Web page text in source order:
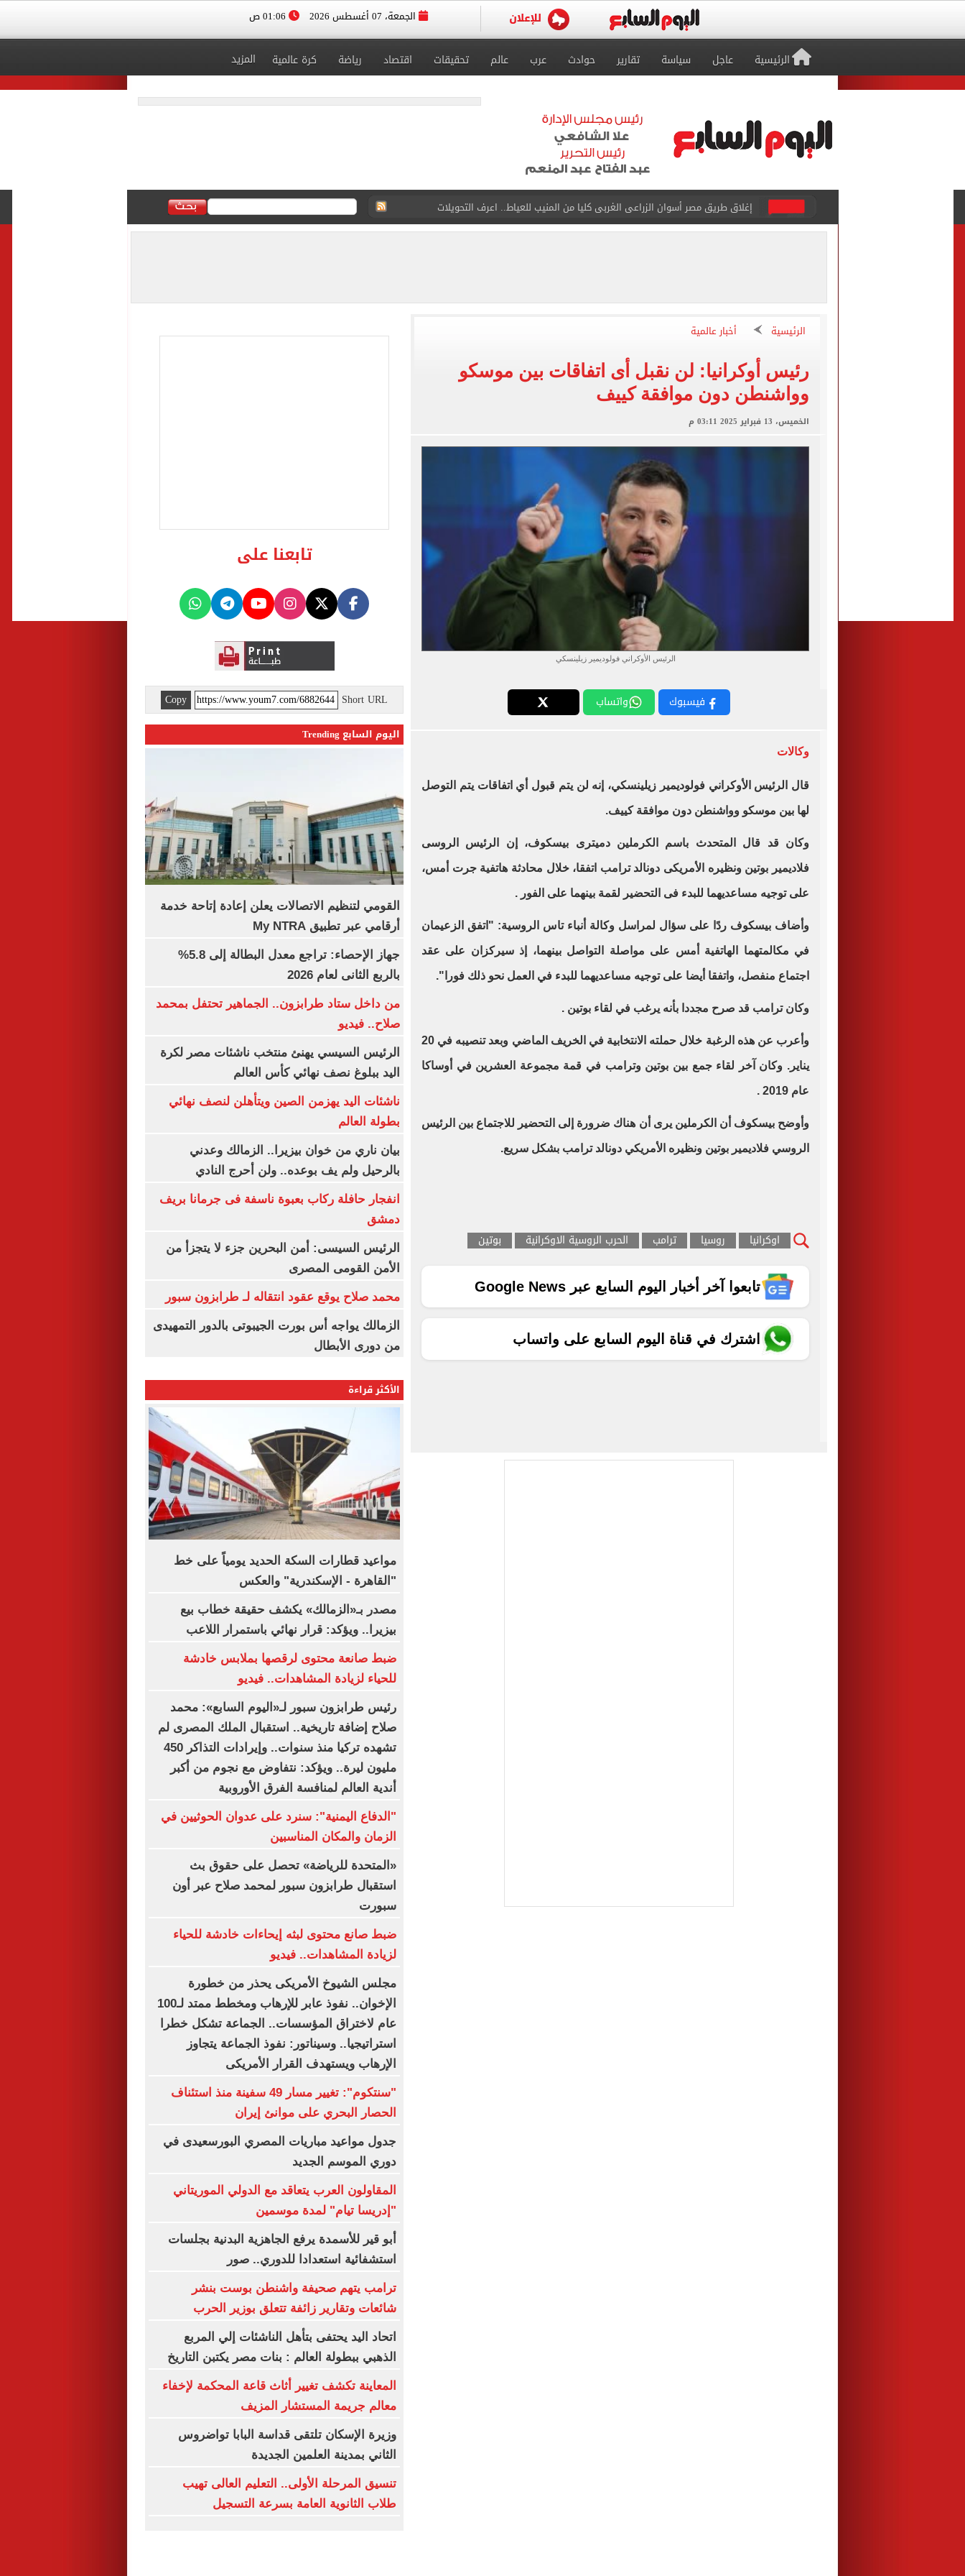
الجمعة، 07 أغسطس 2026
الرئيسية عاجل سياسة تقارير حوادث عرب عالم تحقيقات اقتصاد رياضة كرة عالمية المزيد
إغلاق طريق مصر أسوان الزراعى الغربى كليا من المنيب للعياط.. اعرف التحويلات
محمد صلاح يظهر على تليفزيون اليوم السابع فى حفل تقديمه باستاد طرابزون.. فيديو
محمود حميدة يحتفل بزفاف ابنته ويرقص معها في أجواء مليئة بالفرحة.. فيديو وصور
إخلاء سبيل سائق أوبر وفتاة واقعة التحرش المزيفة بكفالة مالية
غلق جزئى لشارع جامعة الدول العربية بتقاطعه مع شارع شهاب 3 أيام لتوصيل غاز
عمرو دياب يدخل موسوعة جينيس بعد تصدره قائمة بيلبورد عربية لـ68 أسبوعا
الرئيسية أخبار عالمية
رئيس أوكرانيا: لن نقبل أى اتفاقات بين موسكو
وواشنطن دون موافقة كييف
الخميس، 13 فبراير 2025 03:11 م
الرئيس الأوكراني فولوديمير زيلينسكي
فيسبوك واتساب
وكالات
قال الرئيس الأوكراني فولوديمير زيلينسكي، إنه لن يتم قبول أي اتفاقات يتم التوصل
لها بين موسكو وواشنطن دون موافقة كييف.
وكان قد قال المتحدث باسم الكرملين دميترى بيسكوف، إن الرئيس الروسى
فلاديمير بوتين ونظيره الأمريكى دونالد ترامب اتفقا، خلال محادثة هاتفية جرت أمس،
على توجيه مساعديهما للبدء فى التحضير لقمة بينهما على الفور .
وأضاف بيسكوف ردًا على سؤال لمراسل وكالة أنباء تاس الروسية: "اتفق الزعيمان
في مكالمتهما الهاتفية أمس على مواصلة التواصل بينهما، إذ سيركزان على عقد
اجتماع منفصل، واتفقا أيضا على توجيه مساعديهما للبدء في العمل نحو ذلك فورا".
وكان ترامب قد صرح مجددا بأنه يرغب في لقاء بوتين .
وأعرب عن هذه الرغبة خلال حملته الانتخابية في الخريف الماضي وبعد تنصيبه في 20
يناير. وكان آخر لقاء جمع بين بوتين وترامب في قمة مجموعة العشرين في أوساكا
عام 2019 .
وأوضح بيسكوف أن الكرملين يرى أن هناك ضرورة إلى التحضير للاجتماع بين الرئيس
الروسي فلاديمير بوتين ونظيره الأمريكي دونالد ترامب بشكل سريع.
اوكرانيا روسيا ترامب الحرب الروسية الاوكرانية بوتين
تابعوا آخر أخبار اليوم السابع عبر Google News
اشترك في قناة اليوم السابع على واتساب
تابعنا على
Short URL
Copy
اليوم السابع Trending
القومي لتنظيم الاتصالات يعلن إعادة إتاحة خدمة
أرقامي عبر تطبيق My NTRA
جهاز الإحصاء: تراجع معدل البطالة إلى 5.8%
بالربع الثانى لعام 2026
من داخل ستاد طرابزون.. الجماهير تحتفل بمحمد
صلاح.. فيديو
الرئيس السيسي يهنئ منتخب ناشئات مصر لكرة
اليد ببلوغ نصف نهائي كأس العالم
ناشئات اليد يهزمن الصين ويتأهلن لنصف نهائي
بطولة العالم
بيان ناري من خوان بيزيرا.. الزمالك وعدني
بالرحيل ولم يف بوعده.. ولن أحرج النادي
انفجار حافلة ركاب بعبوة ناسفة فى جرمانا بريف
دمشق
الرئيس السيسى: أمن البحرين جزء لا يتجزأ من
الأمن القومى المصرى
محمد صلاح يوقع عقود انتقاله لـ طرابزون سبور
الزمالك يواجه أس بورت الجيبوتى بالدور التمهيدى
من دورى الأبطال
الأكثر قراءة
مواعيد قطارات السكة الحديد يومياً على خط
"القاهرة - الإسكندرية" والعكس
مصدر بـ«الزمالك» يكشف حقيقة خطاب بيع
بيزيرا.. ويؤكد: قرار نهائي باستمرار اللاعب
ضبط صانعة محتوى لرقصها بملابس خادشة
للحياء لزيادة المشاهدات.. فيديو
رئيس طرابزون سبور لـ«اليوم السابع»: محمد
صلاح إضافة تاريخية.. استقبال الملك المصرى لم
تشهده تركيا منذ سنوات.. وإيرادات التذاكر 450
مليون ليرة.. ويؤكد: نتفاوض مع نجوم من أكبر
أندية العالم لمنافسة الفرق الأوروبية
"الدفاع اليمنية": سنرد على عدوان الحوثيين في
الزمان والمكان المناسبين
«المتحدة للرياضة» تحصل على حقوق بث
استقبال طرابزون سبور لمحمد صلاح عبر أون
سبورت
ضبط صانع محتوى لبثه إيحاءات خادشة للحياء
لزيادة المشاهدات.. فيديو
مجلس الشيوخ الأمريكى يحذر من خطورة
الإخوان.. نفوذ عابر للإرهاب ومخطط ممتد لـ100
عام لاختراق المؤسسات.. الجماعة تشكل خطرا
استراتيجيا.. وسيناتور: نفوذ الجماعة يتجاوز
الإرهاب ويستهدف القرار الأمريكى
"سنتكوم": تغيير مسار 49 سفينة منذ استئناف
الحصار البحري على موانئ إيران
جدول مواعيد مباريات المصري البورسعيدى في
دوري الموسم الجديد
المقاولون العرب يتعاقد مع الدولي الموريتاني
"إدريسا تيام" لمدة موسمين
أبو قير للأسمدة يرفع الجاهزية البدنية بجلسات
استشفائية استعدادا للدوري.. صور
ترامب يتهم صحيفة واشنطن بوست بنشر
شائعات وتقارير زائفة تتعلق بوزير الحرب
اتحاد اليد يحتفى بتأهل الناشئات إلي المربع
الذهبي ببطولة العالم : بنات مصر يكتبن التاريخ
المعاينة تكشف تغيير أثاث قاعة المحكمة لإخفاء
معالم جريمة المستشار المزيف
وزيرة الإسكان تلتقى قداسة البابا تواضروس
الثاني بمدينة العلمين الجديدة
تنسيق المرحلة الأولى.. التعليم العالى تهيب
طلاب الثانوية العامة بسرعة التسجيل